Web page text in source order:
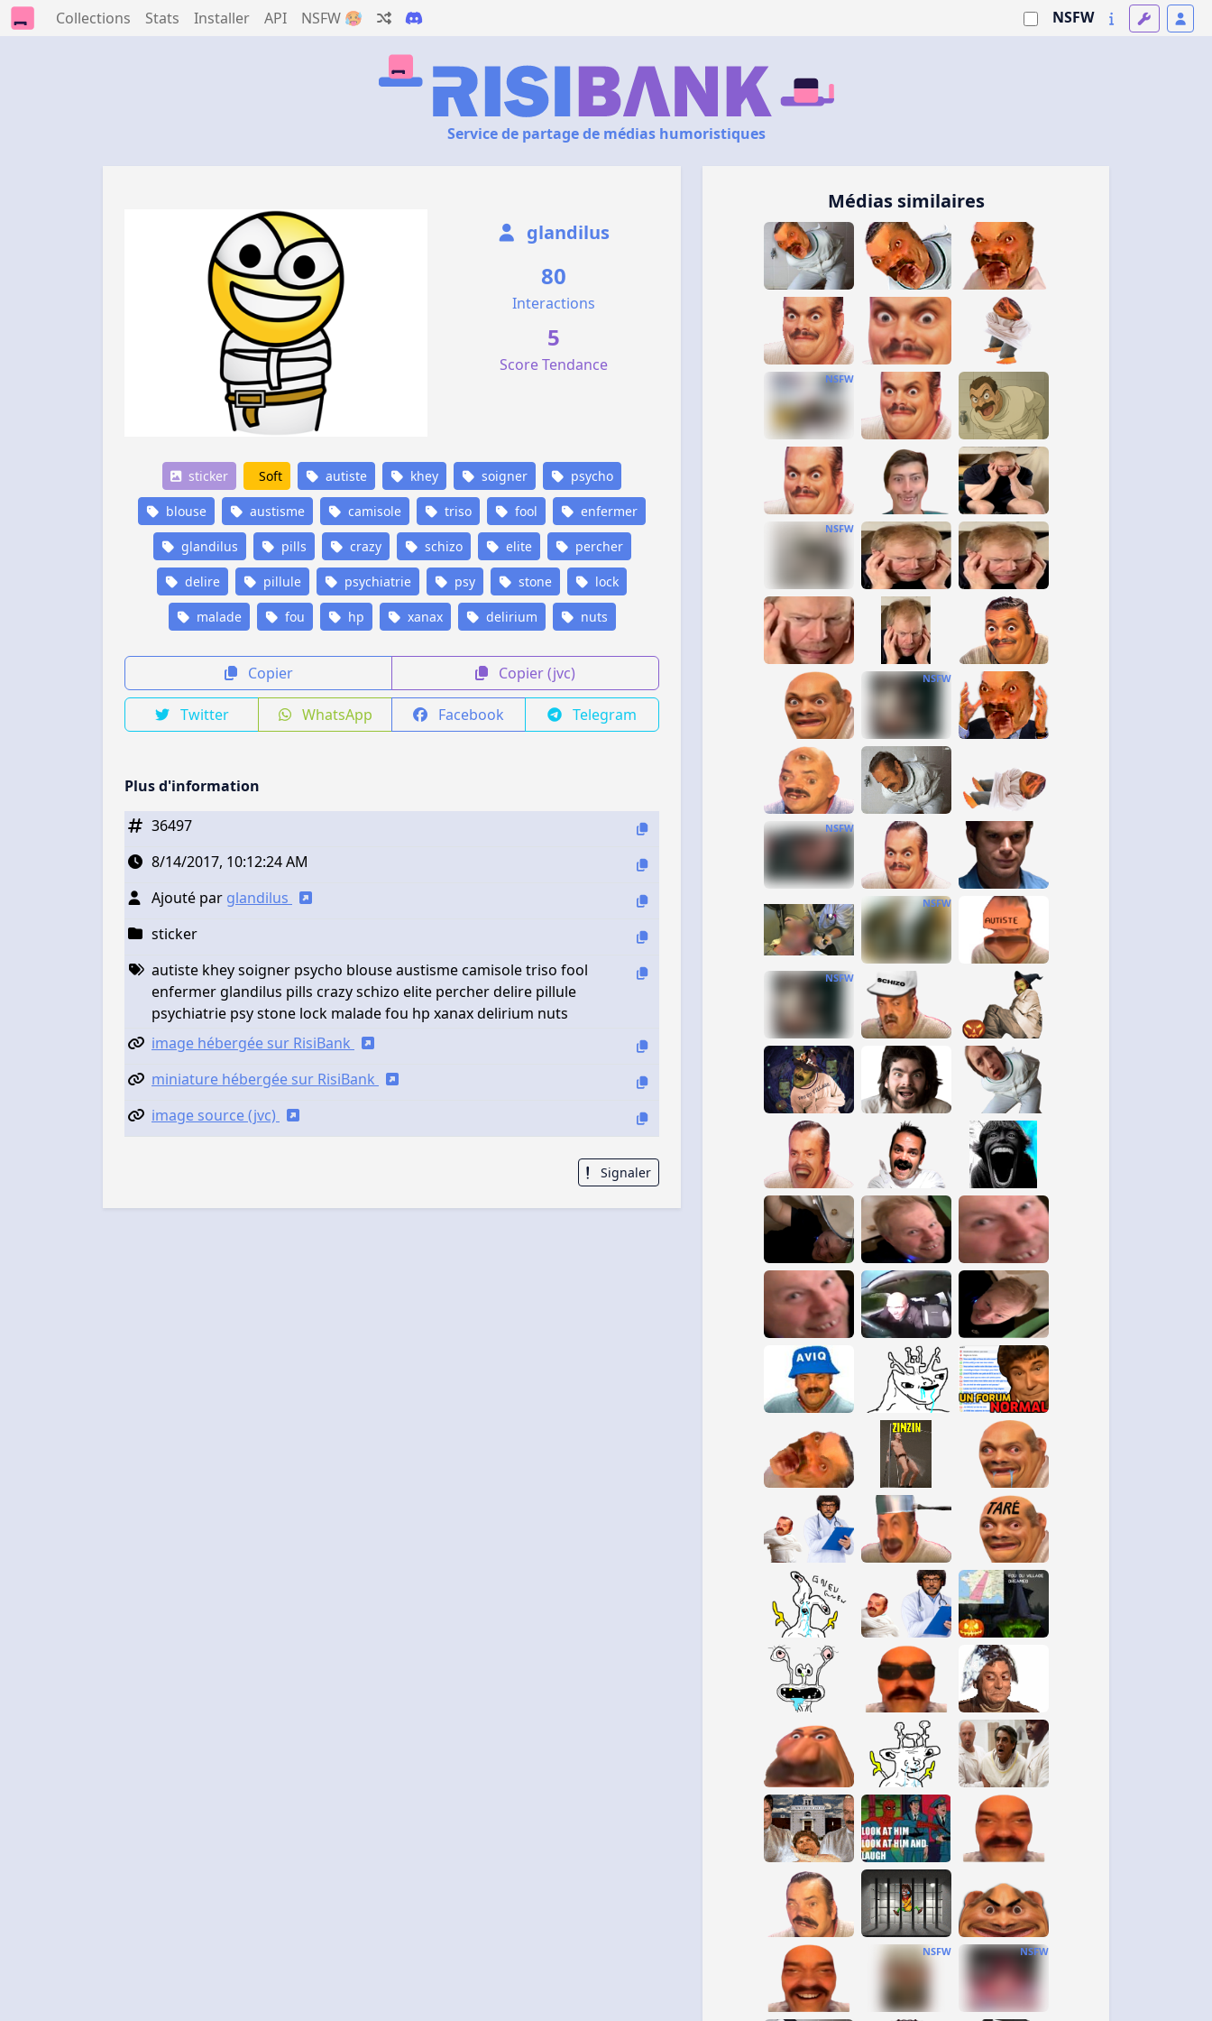
Collections Stats Installer API NSFW 🥵 NSFW
Service de partage de médias humoristiques
glandilus
80
Interactions
5
Score Tendance
sticker Soft autiste khey soigner psycho
blouse austisme camisole triso fool enfermer
glandilus pills crazy schizo elite percher
delire pillule psychiatrie psy stone lock
malade fou hp xanax delirium nuts
Copier Copier (jvc)
Twitter WhatsApp Facebook Telegram
Plus d'information
36497
8/14/2017, 10:12:24 AM
Ajouté par glandilus
sticker
autiste khey soigner psycho blouse austisme camisole triso fool
enfermer glandilus pills crazy schizo elite percher delire pillule
psychiatrie psy stone lock malade fou hp xanax delirium nuts
image hébergée sur RisiBank
miniature hébergée sur RisiBank
image source (jvc)
Signaler
Médias similaires
NSFW
NSFW
NSFW
NSFW
NSFW
NSFW
NSFW NSFW